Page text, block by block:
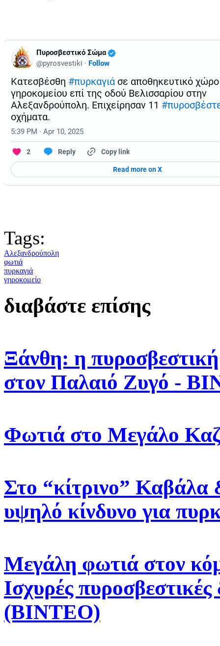
Tags:
Αλεξανδρούπολη
φωτιά
πυρκαγιά
γηροκομείο
διαβάστε επίσης
Ξάνθη: η
στον Παλαιό Ζυγό -
Φωτιά στο Μεγάλο
Στο “κίτρινο”
υψηλό κίνδυνο για
Μεγάλη φωτιά στον
Ισχυρές
(ΒΙΝΤΕΟ)